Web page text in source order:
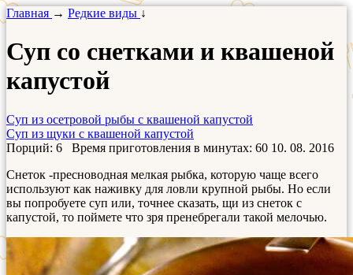
Главная → Редкие виды ↓
Суп со снетками и квашеной
капустой
Суп из осетровой рыбы с квашеной капустой
Суп из щуки с квашеной капустой
Порций: 6 Время приготовления в минутах: 60 10. 08. 2016
Снеток -пресноводная мелкая рыбка, которую чаще всего
используют как наживку для ловли крупной рыбы. Но если
вы попробуете суп или, точнее сказать, щи из снеток с
капустой, то поймете что зря пренебрегали такой мелочью.